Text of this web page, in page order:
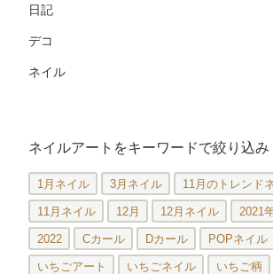
日記
デコ
ネイル
ネイルアートをキーワードで絞り込み
1月ネイル 3月ネイル 11月のトレンド
11月ネイル 12月 12月ネイル 2021
2022 Cカール Dカール POPネイル
いちごアート いちごネイル いちご柄